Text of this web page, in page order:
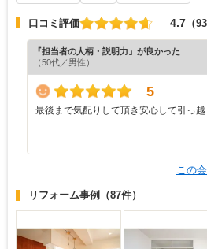
口コミ評価 4.7 （
『担当者の人柄・説明力』が良かった
（50代／男性）
5
最後まで気配りして頂き安心して引っ越
この
リフォーム事例 （87件）